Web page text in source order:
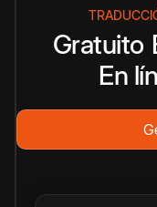
Gratuito
En